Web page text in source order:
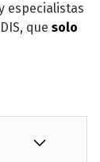
especialistas
que solo